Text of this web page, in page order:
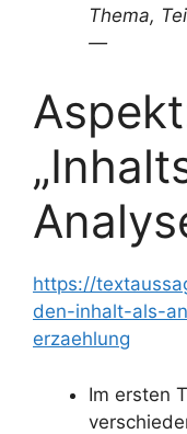
Thema,
—
https://
den-inhalt-als-
erzaehlung
Im ersten